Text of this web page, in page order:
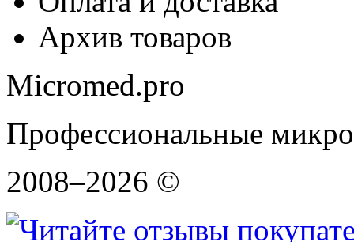
Архив товаров
Micromed.pro
Профессиональные
2008–2026 ©